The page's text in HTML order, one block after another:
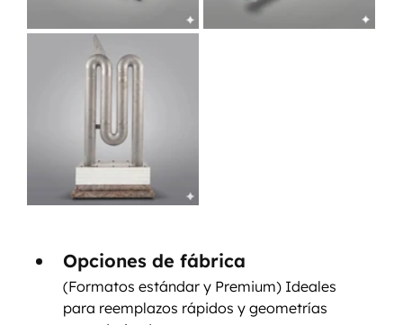
Opciones de fábrica
(Formatos estándar y Premium) Ideales
para reemplazos rápidos y geometrías